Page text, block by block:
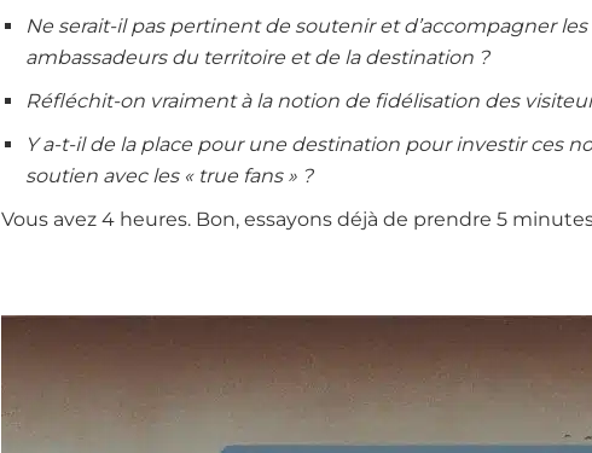
Ne serait-il pas pertinent de soutenir et d’accompagner
ambassadeurs du territoire et de la destination ?
Réfléchit-on vraiment à la notion de fidélisation des
Y a-t-il de la place pour une destination pour investir ces
soutien avec les « true fans » ?
Vous avez 4 heures. Bon, essayons déjà de prendre 5